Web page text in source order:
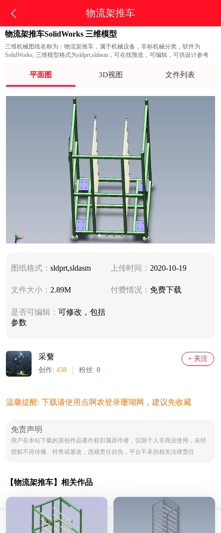
物流架推车
物流架推车SolidWorks 三维模型
三维机械图纸名称为：物流架推车，属于机械设备，非标机械分类，软件为
SolidWorks, 三维模型格式为sldprt,sldasm，可在线预览，可编辑，可供设计参考
平面图 3D视图 文件列表
图纸格式： sldprt,sldasm 上传时间： 2020-10-19
文件大小： 2.89M 付费情况： 免费下载
是否可编辑： 可修改，包括
参数
采蘩
创作: 438 粉丝: 0
+ 关注
温馨提醒: 下载请使用点啊农登录珊瑚网，建议先收藏
免责声明
用户在本站下载的原创作品著作权归属原作者，仅限个人非商业使用，未经
授权不得传播、转售或篡改，违规责任自负，平台不承担相关法律责任
【物流架推车】相关作品